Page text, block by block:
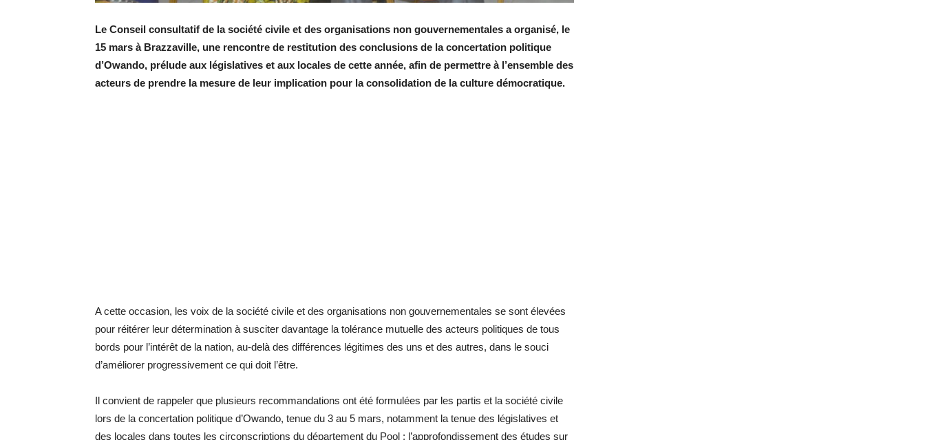
Le Conseil consultatif de la société civile et des organisations non gouvernementales a organisé, le
15 mars à Brazzaville, une rencontre de restitution des conclusions de la concertation politique
d’Owando, prélude aux législatives et aux locales de cette année, afin de permettre à l’ensemble des
acteurs de prendre la mesure de leur implication pour la consolidation de la culture démocratique.
A cette occasion, les voix de la société civile et des organisations non gouvernementales se sont élevées
pour réitérer leur détermination à susciter davantage la tolérance mutuelle des acteurs politiques de tous
bords pour l’intérêt de la nation, au-delà des différences légitimes des uns et des autres, dans le souci
d’améliorer progressivement ce qui doit l’être.
Il convient de rappeler que plusieurs recommandations ont été formulées par les partis et la société civile
lors de la concertation politique d’Owando, tenue du 3 au 5 mars, notamment la tenue des législatives et
des locales dans toutes les circonscriptions du département du Pool ; l’approfondissement des études sur